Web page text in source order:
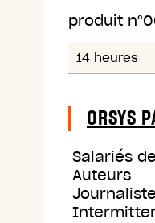
produit n°
14 heures
ORSYS
Salariés
Auteurs